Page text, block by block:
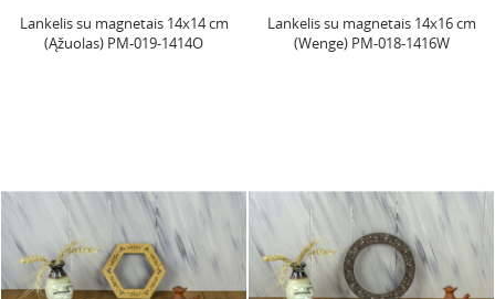
Lankelis su magnetais 14x14 cm
(Ąžuolas) PM-019-1414O
Lankelis su magnetais 14x16 cm
(Wenge) PM-018-1416W